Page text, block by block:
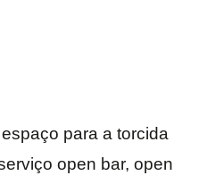
para a torcida
open bar, open